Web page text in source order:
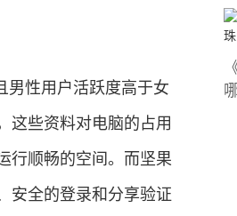
男性用户活跃度高于女
这些资料对电脑的占用
行顺畅的空间。而坚果
安全的登录和分享验证